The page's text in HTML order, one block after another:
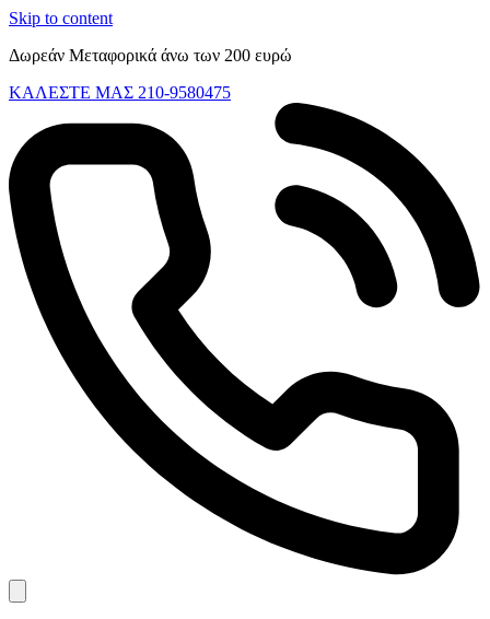
Skip to content
Δωρεάν Μεταφορικά άνω των 200 ευρώ
ΚΑΛΕΣΤΕ ΜΑΣ 210-9580475